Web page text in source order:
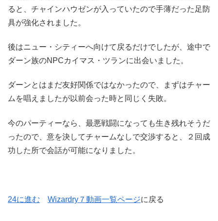
ると、チャインハウゼンが入っていたので手薄だった足防
具が強化されました。
後はニュー・シティーへ向けて戻るだけでしたが、途中で
ダーン族のNPCカイマス・ツランに出会いました。
ダーンとはまだ友好関係ではなかったので、まずはチャー
ムを唱えましたが以前会った時と同じく失敗。
今のパーティーなら、最悪戦闘になっても生き残れそうだ
ったので、意を決してチャームなしで交渉すると、２回成
功した所で会話が可能になりました。
24に進む Wizardry７動画一覧ページに戻る